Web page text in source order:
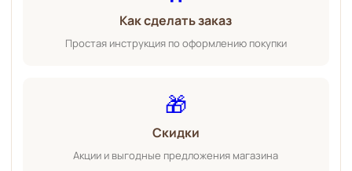
Как сделать заказ
Простая инструкция по оформлению покупки
🎁
Скидки
Акции и выгодные предложения магазина